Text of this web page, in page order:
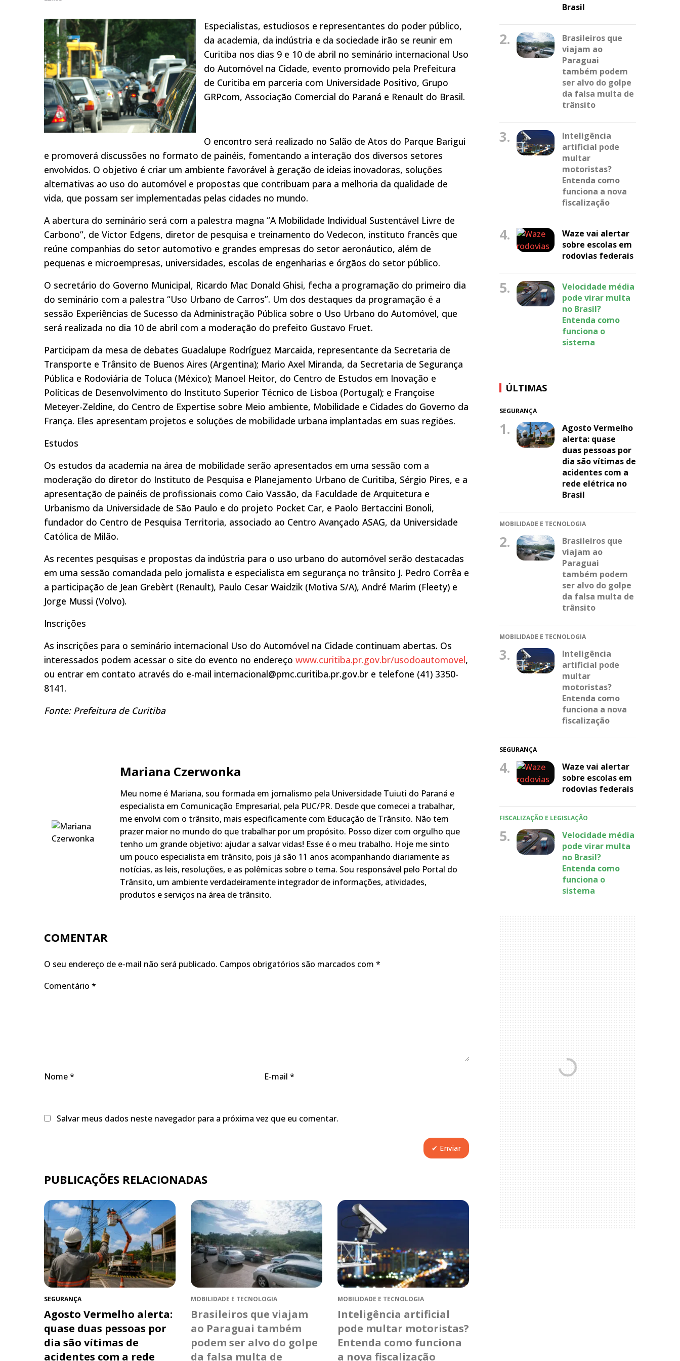
Especialistas, estudiosos e representantes do poder público,
da academia, da indústria e da sociedade irão se reunir em
Curitiba nos dias 9 e 10 de abril no seminário internacional Uso
do Automóvel na Cidade, evento promovido pela Prefeitura
de Curitiba em parceria com Universidade Positivo, Grupo
GRPcom, Associação Comercial do Paraná e Renault do Brasil.
O encontro será realizado no Salão de Atos do Parque Barigui
e promoverá discussões no formato de painéis, fomentando a interação dos diversos setores
envolvidos. O objetivo é criar um ambiente favorável à geração de ideias inovadoras, soluções
alternativas ao uso do automóvel e propostas que contribuam para a melhoria da qualidade de
vida, que possam ser implementadas pelas cidades no mundo.
A abertura do seminário será com a palestra magna “A Mobilidade Individual Sustentável Livre de
Carbono”, de Victor Edgens, diretor de pesquisa e treinamento do Vedecon, instituto francês que
reúne companhias do setor automotivo e grandes empresas do setor aeronáutico, além de
pequenas e microempresas, universidades, escolas de engenharias e órgãos do setor público.
O secretário do Governo Municipal, Ricardo Mac Donald Ghisi, fecha a programação do primeiro dia
do seminário com a palestra “Uso Urbano de Carros”. Um dos destaques da programação é a
sessão Experiências de Sucesso da Administração Pública sobre o Uso Urbano do Automóvel, que
será realizada no dia 10 de abril com a moderação do prefeito Gustavo Fruet.
Participam da mesa de debates Guadalupe Rodríguez Marcaida, representante da Secretaria de
Transporte e Trânsito de Buenos Aires (Argentina); Mario Axel Miranda, da Secretaria de Segurança
Pública e Rodoviária de Toluca (México); Manoel Heitor, do Centro de Estudos em Inovação e
Políticas de Desenvolvimento do Instituto Superior Técnico de Lisboa (Portugal); e Françoise
Meteyer-Zeldine, do Centro de Expertise sobre Meio ambiente, Mobilidade e Cidades do Governo da
França. Eles apresentam projetos e soluções de mobilidade urbana implantadas em suas regiões.
Estudos
Os estudos da academia na área de mobilidade serão apresentados em uma sessão com a
moderação do diretor do Instituto de Pesquisa e Planejamento Urbano de Curitiba, Sérgio Pires, e a
apresentação de painéis de profissionais como Caio Vassão, da Faculdade de Arquitetura e
Urbanismo da Universidade de São Paulo e do projeto Pocket Car, e Paolo Bertaccini Bonoli,
fundador do Centro de Pesquisa Territoria, associado ao Centro Avançado ASAG, da Universidade
Católica de Milão.
As recentes pesquisas e propostas da indústria para o uso urbano do automóvel serão destacadas
em uma sessão comandada pelo jornalista e especialista em segurança no trânsito J. Pedro Corrêa e
a participação de Jean Grebèrt (Renault), Paulo Cesar Waidzik (Motiva S/A), André Marim (Fleety) e
Jorge Mussi (Volvo).
Inscrições
As inscrições para o seminário internacional Uso do Automóvel na Cidade continuam abertas. Os
interessados podem acessar o site do evento no endereço www.curitiba.pr.gov.br/usodoautomovel,
ou entrar em contato através do e-mail internacional@pmc.curitiba.pr.gov.br e telefone (41) 3350-
8141.
Fonte: Prefeitura de Curitiba
Mariana Czerwonka
Meu nome é Mariana, sou formada em jornalismo pela Universidade Tuiuti do Paraná e
especialista em Comunicação Empresarial, pela PUC/PR. Desde que comecei a trabalhar,
me envolvi com o trânsito, mais especificamente com Educação de Trânsito. Não tem
prazer maior no mundo do que trabalhar por um propósito. Posso dizer com orgulho que
tenho um grande objetivo: ajudar a salvar vidas! Esse é o meu trabalho. Hoje me sinto
um pouco especialista em trânsito, pois já são 11 anos acompanhando diariamente as
notícias, as leis, resoluções, e as polêmicas sobre o tema. Sou responsável pelo Portal do
Trânsito, um ambiente verdadeiramente integrador de informações, atividades,
produtos e serviços na área de trânsito.
COMENTAR
O seu endereço de e-mail não será publicado. Campos obrigatórios são marcados com *
Comentário *
Nome* E-mail *
Salvar meus dados neste navegador para a próxima vez que eu comentar.
PUBLICAÇÕES RELACIONADAS
SEGURANÇA
Agosto Vermelho alerta:
quase duas pessoas por
dia são vítimas de
acidentes com a rede
MOBILIDADE E TECNOLOGIA
Brasileiros que viajam
ao Paraguai também
podem ser alvo do golpe
da falsa multa de
MOBILIDADE E TECNOLOGIA
Inteligência artificial
pode multar motoristas?
Entenda como funciona
a nova fiscalização
Brasil
2.
Brasileiros que
viajam ao
Paraguai
também podem
ser alvo do golpe
da falsa multa de
trânsito
3.
Inteligência
artificial pode
multar
motoristas?
Entenda como
funciona a nova
fiscalização
4.
Waze vai alertar
sobre escolas em
rodovias federais
5.
Velocidade média
pode virar multa
no Brasil?
Entenda como
funciona o
sistema
ÚLTIMAS
SEGURANÇA
1.
Agosto Vermelho
alerta: quase
duas pessoas por
dia são vítimas de
acidentes com a
rede elétrica no
Brasil
MOBILIDADE E TECNOLOGIA
2.
Brasileiros que
viajam ao
Paraguai
também podem
ser alvo do golpe
da falsa multa de
trânsito
MOBILIDADE E TECNOLOGIA
3.
Inteligência
artificial pode
multar
motoristas?
Entenda como
funciona a nova
fiscalização
SEGURANÇA
4.
Waze vai alertar
sobre escolas em
rodovias federais
FISCALIZAÇÃO E LEGISLAÇÃO
5.
Velocidade média
pode virar multa
no Brasil?
Entenda como
funciona o
sistema